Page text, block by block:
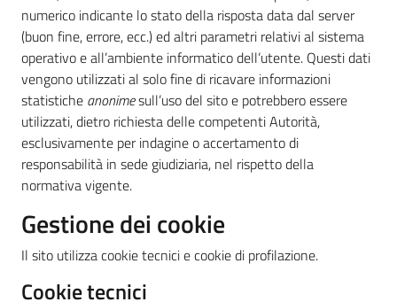
numerico indicante lo stato della risposta data dal server
(buon fine, errore, ecc.) ed altri parametri relativi al sistema
operativo e all’ambiente informatico dell’utente. Questi dati
vengono utilizzati al solo fine di ricavare informazioni
statistiche anonimesull’uso del sito e potrebbero essere
utilizzati, dietro richiesta delle competenti Autorità,
esclusivamente per indagine o accertamento di
responsabilità in sede giudiziaria, nel rispetto della
normativa vigente.
Gestione dei cookie
Il sito utilizza cookie tecnici e cookie di profilazione.
Cookie tecnici